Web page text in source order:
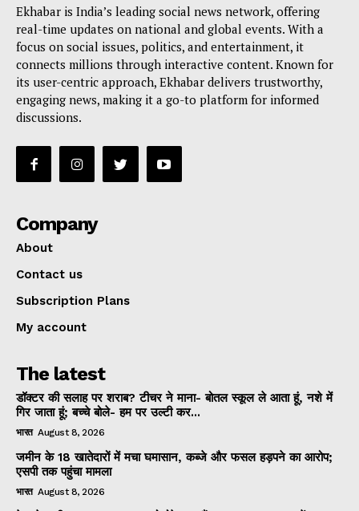
Ekhabar is India’s leading social news network, offering
real-time updates on national and global events. With a
focus on social issues, politics, and entertainment, it
connects millions through interactive content. Known for
its user-centric approach, Ekhabar delivers trustworthy,
engaging news, making it a go-to platform for informed
discussions.
Company
About
Contact us
Subscription Plans
My account
The latest
डॉक्टर की सलाह पर शराब? टीचर ने माना- बोतल स्कूल ले आता हूं, नशे में
गिर जाता हूं; बच्चे बोले- हम पर उल्टी कर...
भारत August 8, 2026
जमीन के 18 खातेदारों में मचा घमासान, कब्जे और फसल हड़पने का आरोप;
एसपी तक पहुंचा मामला
भारत August 8, 2026